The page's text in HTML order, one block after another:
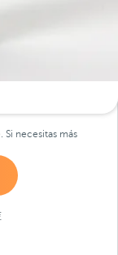
necesitas más